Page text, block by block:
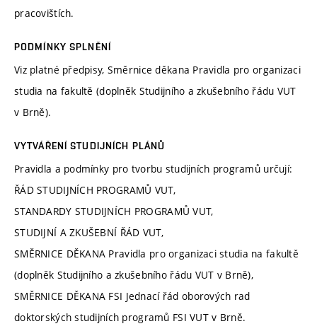
pracovištích.
PODMÍNKY SPLNĚNÍ
Viz platné předpisy, Směrnice děkana Pravidla pro organizaci
studia na fakultě (doplněk Studijního a zkušebního řádu VUT
v Brně).
VYTVÁŘENÍ STUDIJNÍCH PLÁNŮ
Pravidla a podmínky pro tvorbu studijních programů určují:
ŘÁD STUDIJNÍCH PROGRAMŮ VUT,
STANDARDY STUDIJNÍCH PROGRAMŮ VUT,
STUDIJNÍ A ZKUŠEBNÍ ŘÁD VUT,
SMĚRNICE DĚKANA Pravidla pro organizaci studia na fakultě
(doplněk Studijního a zkušebního řádu VUT v Brně),
SMĚRNICE DĚKANA FSI Jednací řád oborových rad
doktorských studijních programů FSI VUT v Brně.